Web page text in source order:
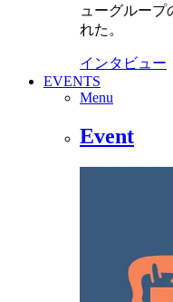
ューグループ
れた。
インタビュー
EVENTS
Menu
Event